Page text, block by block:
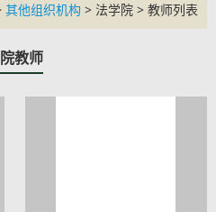
其他组织机构 > 法学院 > 教师列表
教师